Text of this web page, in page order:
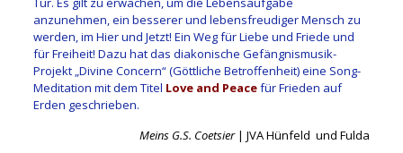
anzunehmen, ein besserer und lebensfreudiger Mensch zu
werden, im Hier und Jetzt! Ein Weg für Liebe und Friede und
für Freiheit! Dazu hat das diakonische Gefängnismusik-
Projekt „Divine Concern“ (Göttliche Betroffenheit) eine Song-
Meditation mit dem Titel Love and Peacefür Frieden auf
Erden geschrieben.
Meins G.S. Coetsier| JVA Hünfeld und Fulda